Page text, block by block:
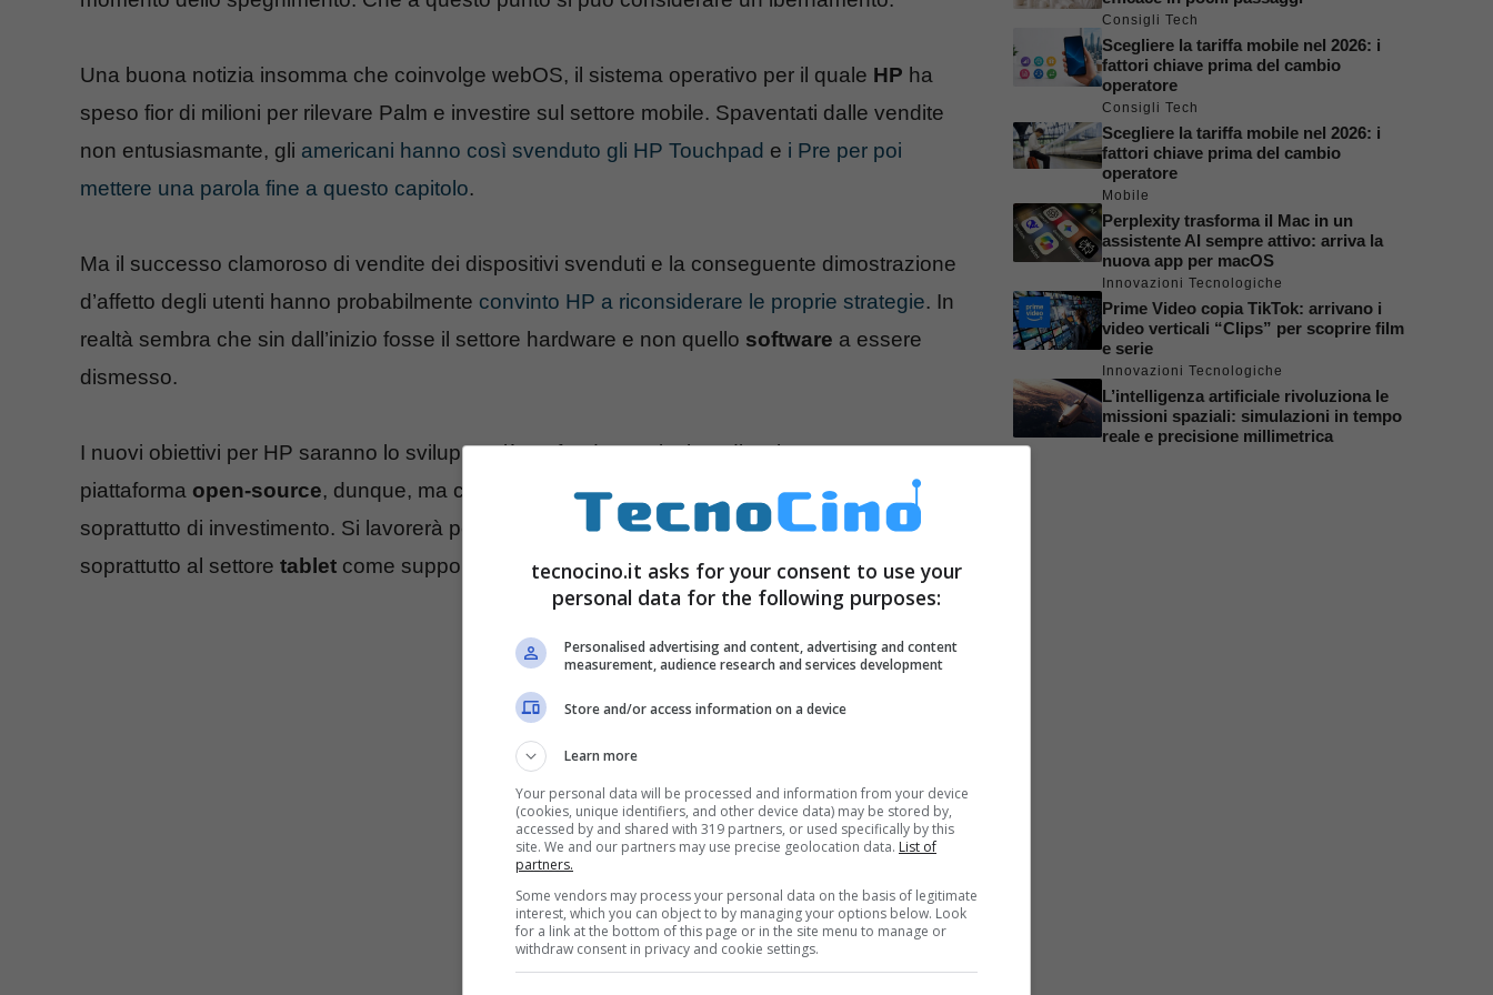
Una buona notizia insomma che coinvolge webOS, il sistema operativo per il quale HP ha
speso fior di milioni per rilevare Palm e investire sul settore mobile. Spaventati dalle vendite
non entusiasmante, gli americani hanno così svenduto gli HP Touchpad e i Pre per poi
mettere una parola fine a questo capitolo.
Ma il successo clamoroso di vendite dei dispositivi svenduti e la conseguente dimostrazione
d’affetto degli utenti hanno probabilmente convinto HP a riconsiderare le proprie strategie. In
realtà sembra che sin dall’inizio fosse il settore hardware e non quello software a essere
dismesso.
I nuovi obiettivi per HP saranno lo sviluppo più profondo e articolato di webOS come
piattaforma open-source, dunque, ma con la società americana in un ruolo attivo e
soprattutto di investimento. Si lavorerà per evitare la
frammentazionee si guarderà
soprattutto al settore tablet come supporto ideale.
Consigli Tech
Scegliere la tariffa mobile nel 2026: i
fattori chiave prima del cambio
operatore
Consigli Tech
Scegliere la tariffa mobile nel 2026: i
fattori chiave prima del cambio
operatore
Mobile
Perplexity trasforma il Mac in un
assistente AI sempre attivo: arriva la
nuova app per macOS
Innovazioni Tecnologiche
Prime Video copia TikTok: arrivano i
video verticali “Clips” per scoprire film
e serie
Innovazioni Tecnologiche
L’intelligenza artificiale rivoluziona le
missioni spaziali: simulazioni in tempo
reale e precisione millimetrica
tecnocino.it asks for your consent to use your
personal data for the following purposes:
Personalised advertising and content, advertising and content
measurement, audience research and services development
Store and/or access information on a device
Learn more
Your personal data will be processed and information from your device
(cookies, unique identifiers, and other device data) may be stored by,
accessed by and shared with 319 partners, or used specifically by this
site. We and our partners may use precise geolocation data. List of
partners.
Some vendors may process your personal data on the basis of legitimate
interest, which you can object to by managing your options below. Look
for a link at the bottom of this page or in the site menu to manage or
withdraw consent in privacy and cookie settings.